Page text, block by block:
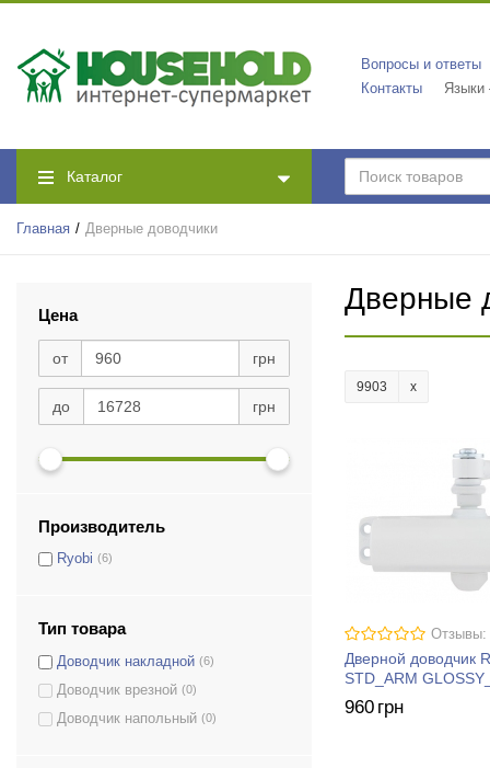
Вопросы и ответы
Контакты
Языки
Каталог
Главная Дверные доводчики
Цена
от грн
до грн
Производитель
Ryobi (6)
Тип товара
Доводчик накладной (6)
Доводчик врезной (0)
Доводчик напольный (0)
Дверные
9903
Отзывы:
Дверной доводчик
STD_ARM
960 грн